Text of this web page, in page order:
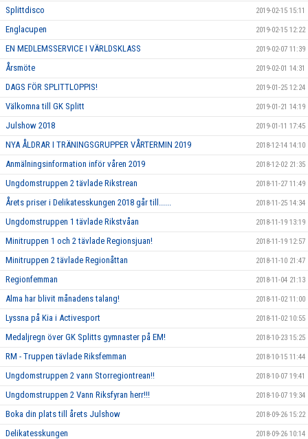
Splittdisco 2019-02-15 15:11
Englacupen 2019-02-15 12:22
EN MEDLEMSSERVICE I VÄRLDSKLASS 2019-02-07 11:39
Årsmöte 2019-02-01 14:31
DAGS FÖR SPLITTLOPPIS! 2019-01-25 12:24
Välkomna till GK Splitt 2019-01-21 14:19
Julshow 2018 2019-01-11 17:45
NYA ÅLDRAR I TRÄNINGSGRUPPER VÅRTERMIN 2019 2018-12-14 14:10
Anmälningsinformation inför våren 2019 2018-12-02 21:35
Ungdomstruppen 2 tävlade Rikstrean 2018-11-27 11:49
Årets priser i Delikatesskungen 2018 går till...... 2018-11-25 14:34
Ungdomstruppen 1 tävlade Rikstvåan 2018-11-19 13:19
Minitruppen 1 och 2 tävlade Regionsjuan! 2018-11-19 12:57
Minitruppen 2 tävlade Regionåttan 2018-11-10 21:47
Regionfemman 2018-11-04 21:13
Alma har blivit månadens talang! 2018-11-02 11:00
Lyssna på Kia i Activesport 2018-11-02 10:55
Medaljregn över GK Splitts gymnaster på EM! 2018-10-23 15:25
RM - Truppen tävlade Riksfemman 2018-10-15 11:44
Ungdomstruppen 2 vann Storregiontrean!! 2018-10-07 19:41
Ungdomstruppen 2 Vann Riksfyran herr!!! 2018-10-07 19:34
Boka din plats till årets Julshow 2018-09-26 15:22
Delikatesskungen 2018-09-26 10:14